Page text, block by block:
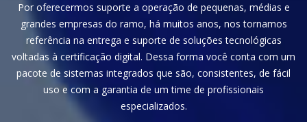
Por oferecermos suporte a operação de pequenas, médias e
grandes empresas do ramo, há muitos anos, nos tornamos
referência na entrega e suporte de soluções tecnológicas
voltadas à certificação digital. Dessa forma você conta com um
pacote de sistemas integrados que são, consistentes, de fácil
uso e com a garantia de um time de profissionais
especializados.